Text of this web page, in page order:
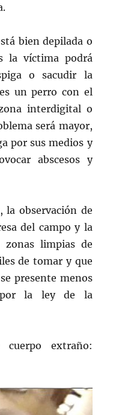
bien depilada o
la víctima podrá
o sacudir la
un perro con el
interdigital o
será mayor,
por sus medios y
abscesos y
la observación de
del campo y la
limpias de
de tomar y que
presente menos
por la ley de la
cuerpo extraño: